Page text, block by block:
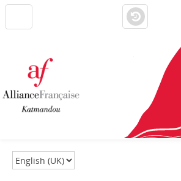
Select language